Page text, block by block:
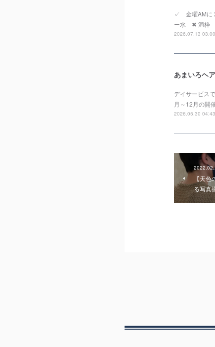
✓ 金曜
ー水 ✖ 満
2026.07.13 03:00
あまいろヘ
デイサービス
月～12月の開
2026.05.30 04:43
【天
る写真